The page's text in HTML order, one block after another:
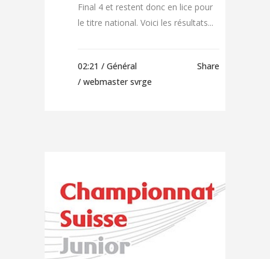
Final 4 et restent donc en lice pour
le titre national. Voici les résultats...
02:21 / Général
/ webmaster svrge
Share